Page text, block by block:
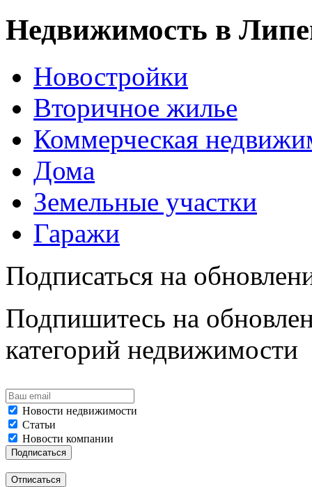
Недвижимость в
Новостройки
Вторичное жилье
Коммерческая
Дома
Земельные участки
Гаражи
Подписаться на
Подпишитесь на
категорий недвижимости
Новости недвижимости
Статьи
Новости компании